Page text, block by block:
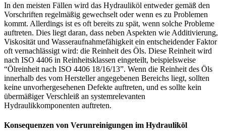
In den meisten Fällen wird das Hydrauliköl entweder gemäß den
Vorschriften regelmäßig gewechselt oder wenn es zu Problemen
kommt. Allerdings ist es oft bereits zu spät, wenn solche Probleme
auftreten. Dies liegt daran, dass neben Aspekten wie Additivierung,
Viskosität und Wasseraufnahmefähigkeit ein entscheidender Faktor
oft vernachlässigt wird: die Reinheit des Öls. Diese Reinheit wird
nach ISO 4406 in Reinheitsklassen eingeteilt, beispielsweise
“Ölreinheit nach ISO 4406 18/16/13”. Wenn die Reinheit des Öls
innerhalb des vom Hersteller angegebenen Bereichs liegt, sollten
keine unvorhergesehenen Defekte auftreten, und es sollte kein
übermäßiger Verschleiß an systemrelevanten
Hydraulikkomponenten auftreten.
Konsequenzen von Verunreinigungen im Hydrauliköl